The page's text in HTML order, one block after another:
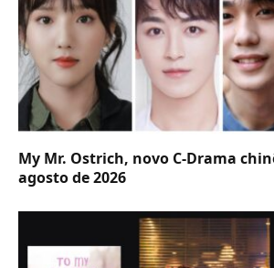
My Mr. Ostrich, novo C-Drama
agosto de 2026